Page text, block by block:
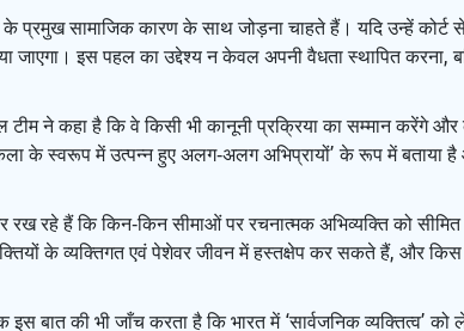
सामाजिक कारण के साथ जोड़ना चाहते हैं। यदि उन्हें कोर्ट
जाएगा। इस पहल का उद्देश्य न केवल अपनी वैधता स्थापित करना,
टीम ने कहा है कि वे किसी भी कानूनी प्रक्रिया का सम्मान करेंगे
के स्वरूप में उत्पन्न हुए अलग‑अलग अभिप्रायों’ के रूप में बताया है
रहे हैं कि किन‑किन सीमाओं पर रचनात्मक अभिव्यक्ति को सीमित
के व्यक्तिगत एवं पेशेवर जीवन में हस्तक्षेप कर सकते हैं, और
की भी जाँच करता है कि भारत में ‘सार्वजनिक व्यक्तित्व’ को